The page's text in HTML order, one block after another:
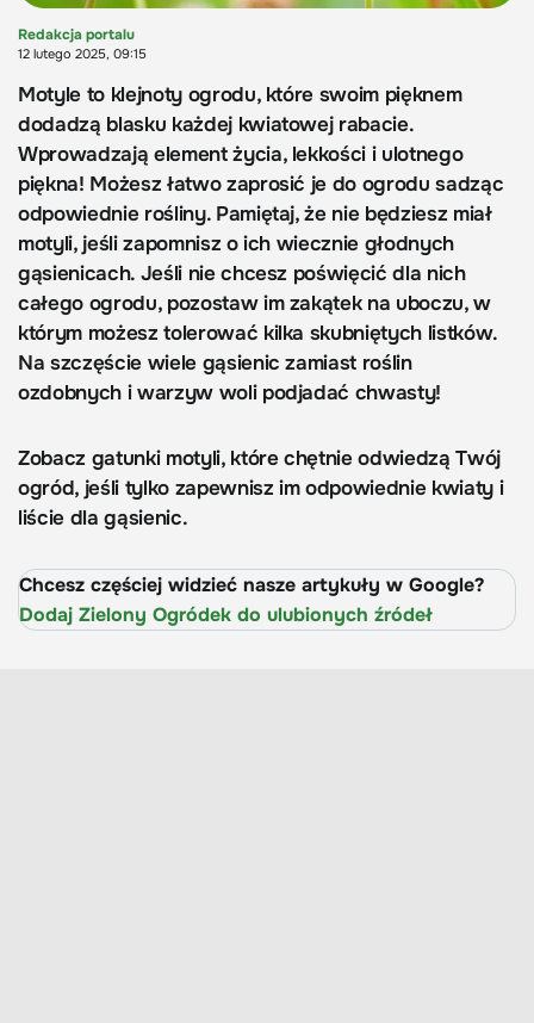
Redakcja portalu
12 lutego 2025, 09:15
Motyle to klejnoty ogrodu, które swoim pięknem
dodadzą blasku każdej kwiatowej rabacie.
Wprowadzają element życia, lekkości i ulotnego
piękna! Możesz łatwo zaprosić je do ogrodu sadząc
odpowiednie rośliny. Pamiętaj, że nie będziesz miał
motyli, jeśli zapomnisz o ich wiecznie głodnych
gąsienicach. Jeśli nie chcesz poświęcić dla nich
całego ogrodu, pozostaw im zakątek na uboczu, w
którym możesz tolerować kilka skubniętych listków.
Na szczęście wiele gąsienic zamiast roślin
ozdobnych i warzyw woli podjadać chwasty!
Zobacz gatunki motyli, które chętnie odwiedzą Twój
ogród, jeśli tylko zapewnisz im odpowiednie kwiaty i
liście dla gąsienic.
Chcesz częściej widzieć nasze artykuły w Google?
Dodaj Zielony Ogródek do ulubionych źródeł